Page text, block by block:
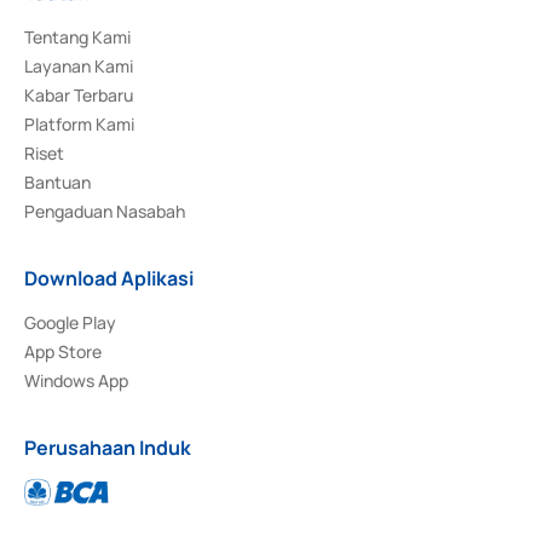
Tentang Kami
Layanan Kami
Kabar Terbaru
Platform Kami
Riset
Bantuan
Pengaduan Nasabah
Download Aplikasi
Google Play
App Store
Windows App
Perusahaan Induk